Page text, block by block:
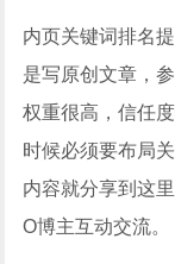
内页关键词排名
是写原创文章，
权重很高，信任
时候必须要布局
内容就分享到这
O博主互动交流。